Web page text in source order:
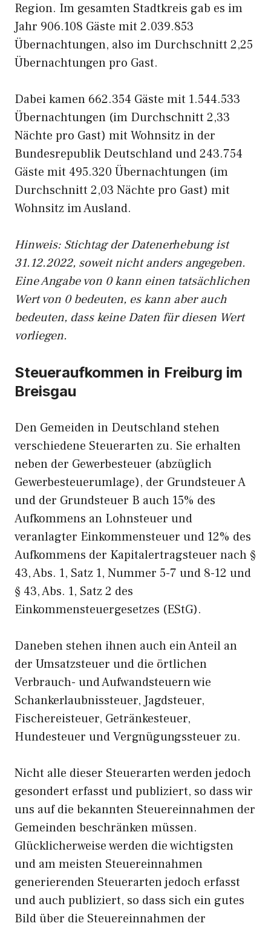
Region. Im gesamten Stadtkreis gab es im
Jahr 906.108 Gäste mit 2.039.853
Übernachtungen, also im Durchschnitt 2,25
Übernachtungen pro Gast.
Dabei kamen 662.354 Gäste mit 1.544.533
Übernachtungen (im Durchschnitt 2,33
Nächte pro Gast) mit Wohnsitz in der
Bundesrepublik Deutschland und 243.754
Gäste mit 495.320 Übernachtungen (im
Durchschnitt 2,03 Nächte pro Gast) mit
Wohnsitz im Ausland.
Hinweis: Stichtag der Datenerhebung ist
31.12.2022, soweit nicht anders angegeben.
Eine Angabe von 0 kann einen tatsächlichen
Wert von 0 bedeuten, es kann aber auch
bedeuten, dass keine Daten für diesen Wert
vorliegen.
Steueraufkommen in Freiburg im
Breisgau
Den Gemeiden in Deutschland stehen
verschiedene Steuerarten zu. Sie erhalten
neben der Gewerbesteuer (abzüglich
Gewerbesteuerumlage), der Grundsteuer A
und der Grundsteuer B auch 15% des
Aufkommens an Lohnsteuer und
veranlagter Einkommensteuer und 12% des
Aufkommens der Kapitalertragsteuer nach §
43, Abs. 1, Satz 1, Nummer 5-7 und 8-12 und
§ 43, Abs. 1, Satz 2 des
Einkommensteuergesetzes (EStG).
Daneben stehen ihnen auch ein Anteil an
der Umsatzsteuer und die örtlichen
Verbrauch- und Aufwandsteuern wie
Schankerlaubnissteuer, Jagdsteuer,
Fischereisteuer, Getränkesteuer,
Hundesteuer und Vergnügungssteuer zu.
Nicht alle dieser Steuerarten werden jedoch
gesondert erfasst und publiziert, so dass wir
uns auf die bekannten Steuereinnahmen der
Gemeinden beschränken müssen.
Glücklicherweise werden die wichtigsten
und am meisten Steuereinnahmen
generierenden Steuerarten jedoch erfasst
und auch publiziert, so dass sich ein gutes
Bild über die Steuereinnahmen der